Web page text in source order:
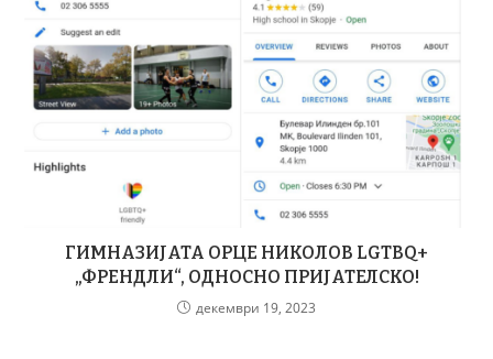
ГИМНАЗИЈАТА ОРЦЕ НИКОЛОВ LGTBQ+
„ФРЕНДЛИ“, ОДНОСНО ПРИЈАТЕЛСКО!
декември 19, 2023